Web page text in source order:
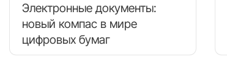
Электронные документы:
новый компас в мире
цифровых бумаг